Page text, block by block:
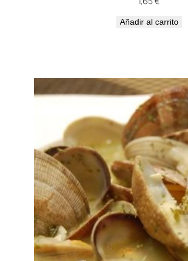
Añadir al carrito